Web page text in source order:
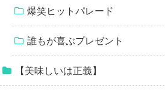
爆笑ヒットパレード
誰もが喜ぶプレゼント
【美味しいは正義】